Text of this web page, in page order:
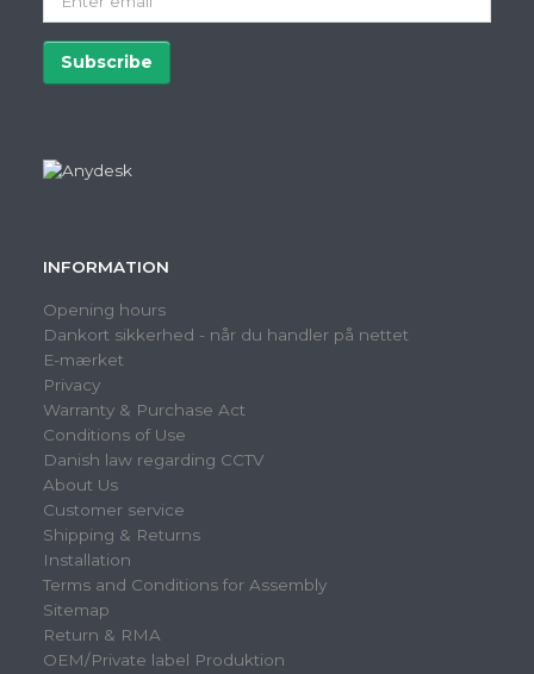
email
Subscribe
INFORMATION
Opening hours
Dankort sikkerhed - når du handler på nettet
E-mærket
Privacy
Warranty & Purchase Act
Conditions of Use
Danish law regarding CCTV
About Us
Customer service
Shipping & Returns
Installation
Terms and Conditions for Assembly
Sitemap
Return & RMA
OEM/Private label Produktion